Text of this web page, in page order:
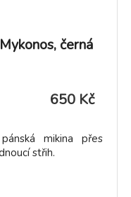
černá
650 Kč
mikina přes
střih.